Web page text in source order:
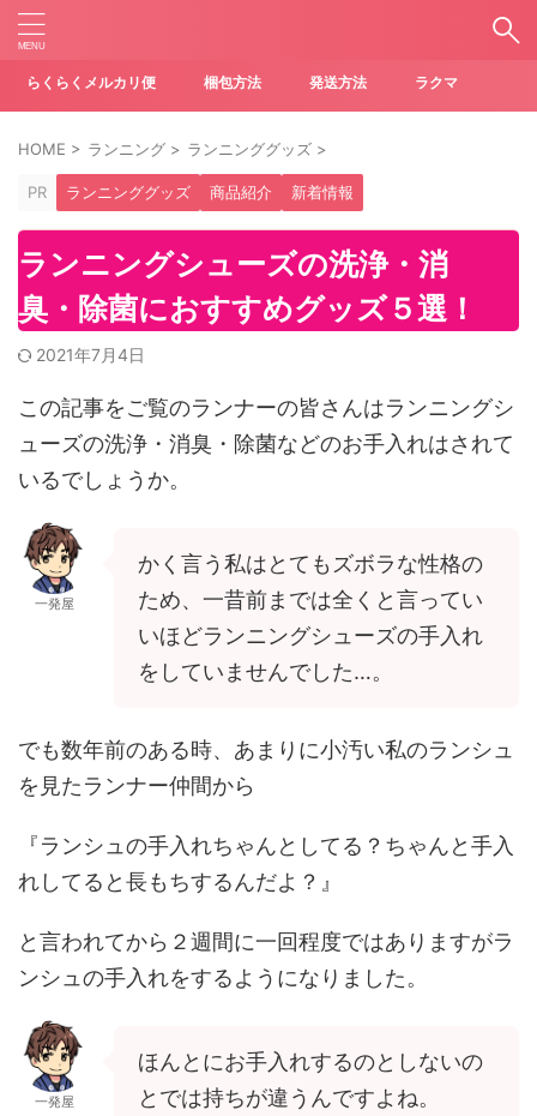
らくらくメルカリ便 梱包方法 発送方法 ラクマ
HOME > ランニング > ランニンググッズ >
PR ランニンググッズ 商品紹介 新着情報
ランニングシューズの洗浄・消
臭・除菌におすすめグッズ５選！
2021年7月4日
この記事をご覧のランナーの皆さんはランニングシ
ューズの洗浄・消臭・除菌などのお手入れはされて
いるでしょうか。
一発屋
かく言う私はとてもズボラな性格の
ため、一昔前までは全くと言ってい
いほどランニングシューズの手入れ
をしていませんでした…。
でも数年前のある時、あまりに小汚い私のランシュ
を見たランナー仲間から
『ランシュの手入れちゃんとしてる？ちゃんと手入
れしてると長もちするんだよ？』
と言われてから２週間に一回程度ではありますがラ
ンシュの手入れをするようになりました。
一発屋
ほんとにお手入れするのとしないの
とでは持ちが違うんですよね。